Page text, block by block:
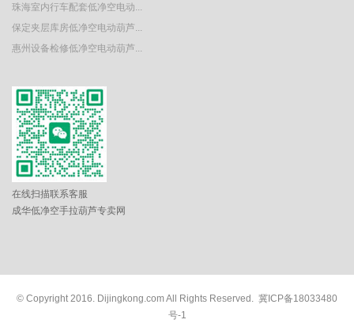
珠海室内行车配套低净空电动...
保定夹层库房低净空电动葫芦...
惠州设备检修低净空电动葫芦...
在线扫描联系客服
成华低净空手拉葫芦专卖网
© Copyright 2016. Dijingkong.com All Rights Reserved. 冀ICP备18033480
号-1